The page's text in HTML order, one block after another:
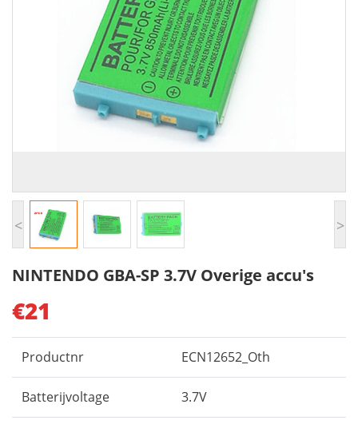
< >
NINTENDO GBA-SP 3.7V Overige accu's
€21
Productnr ECN12652_Oth
Batterijvoltage 3.7V